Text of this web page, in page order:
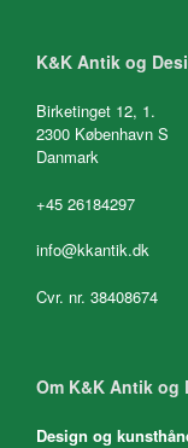
K&K Antik og
Birketinget 12, 1.
2300 København S
Danmark
+45 26184297
info@kkantik.dk
Cvr. nr. 38408674
Om K&K Antik og
Design og